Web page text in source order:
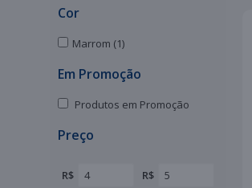
Cor
Marrom (1)
Em Promoção
Produtos em Promoção
Preço
R$ R$